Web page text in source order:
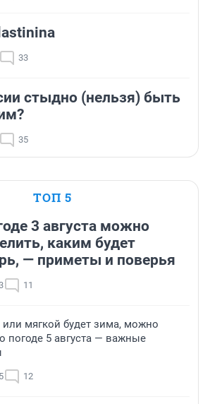
33
стыдно (нельзя) быть
35
ТОП 5
3 августа можно
каким будет
— приметы и поверья
11
мягкой будет зима, можно
погоде 5 августа — важные
12